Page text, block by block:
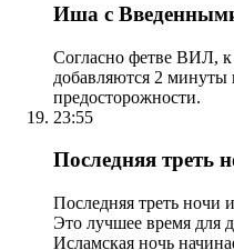
Иша с
Согласно фетве ВИЛ,
добавляются 2 минуты
предосторожности.
23:55
Последняя треть
Последняя треть ночи
Это лучшее время для
Исламская ночь